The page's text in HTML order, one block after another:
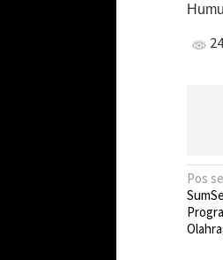
N
a
v
Pos